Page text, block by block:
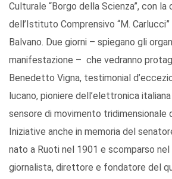
Culturale “Borgo della Scienza”, con la
dell’Istituto Comprensivo “M.
Balvano. Due giorni – spiegano gli
manifestazione – che vedranno
Benedetto Vigna, testimonial
lucano, pioniere dell’elettronica
sensore di movimento tridimensionale
Iniziative anche in memoria del
nato a Ruoti nel 1901 e scomparso nel
giornalista, direttore e fondatore del